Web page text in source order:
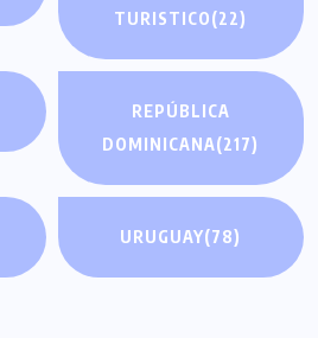
TURISTICO(22)
REPÚBLICA
DOMINICANA(217)
URUGUAY(78)